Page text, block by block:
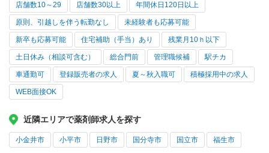
店舗数10～29 店舗数30以上 年間休日120日以上
原則、引越しを伴う転勤なし 未経験者も応募可能
新卒も応募可能 住宅補助（手当）あり 残業月10ｈ以下
土日休み（相談可含む） 総合門前 管理職候補 駅チカ
車通勤可 登録販売者の求人 夏～秋入職可 積極採用中の求人
WEB面接OK
近隣エリアで薬剤師求人を探す
小金井市 小平市 日野市 国分寺市 国立市 福生市